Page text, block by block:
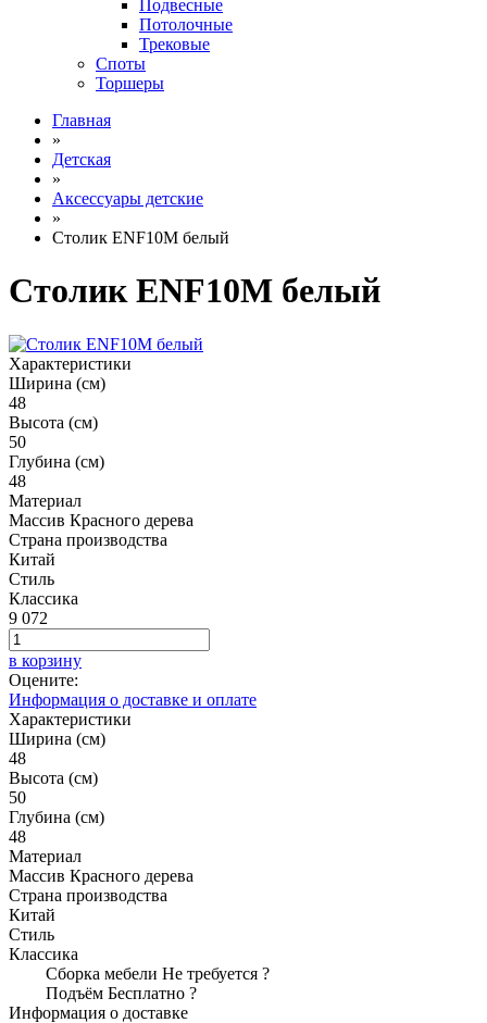
Подвесные
Потолочные
Трековые
Споты
Торшеры
Главная
»
Детская
»
Аксессуары детские
»
Столик ENF10M белый
Столик ENF10M белый
Характеристики
Ширина (см)
48
Высота (см)
50
Глубина (см)
48
Материал
Массив Красного дерева
Страна производства
Китай
Стиль
Классика
9 072
в корзину
Оцените:
Информация о доставке и оплате
Характеристики
Ширина (см)
48
Высота (см)
50
Глубина (см)
48
Материал
Массив Красного дерева
Страна производства
Китай
Стиль
Классика
Сборка мебели Не требуется ?
Подъём Бесплатно ?
Информация о доставке